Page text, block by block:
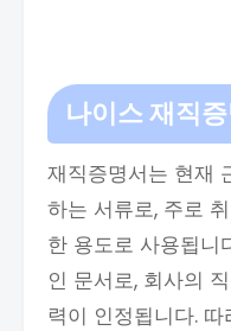
나이스 재직
재직증명서는 현재
하는 서류로, 주로
한 용도로 사용됩니
인 문서로, 회사의
력이 인정됩니다.